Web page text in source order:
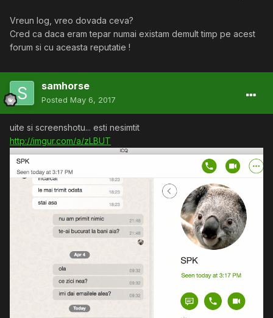
Vreun log, vreo dovada ceva?
Cred ca daca eram tepar numai existam demult timp pe acest
forum si cu aceasta reputatie !
samhorse
Posted May 6, 2017
uite si screenshotu... esti nesimtit
http://imgur.com/a/zLBUT